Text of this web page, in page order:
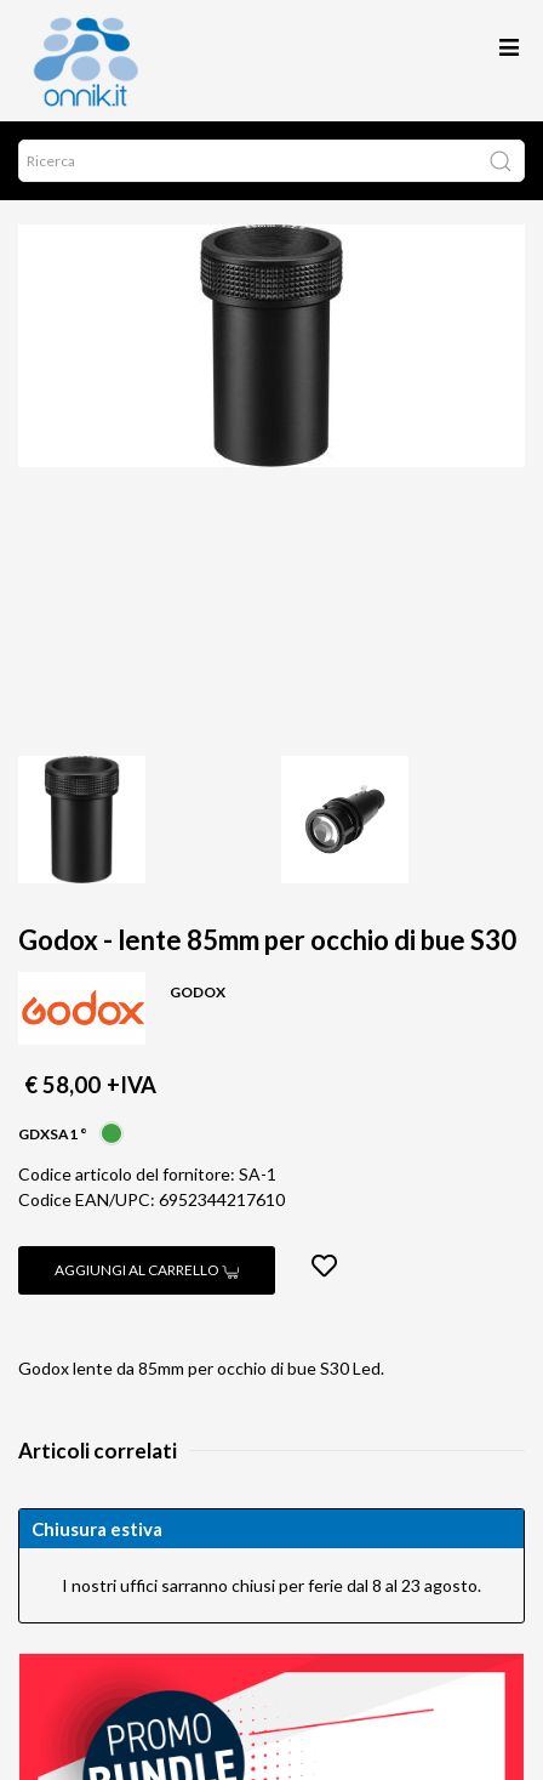
Godox - lente 85mm per occhio di bue S30
GODOX
€ 58,00 +IVA
GDXSA1 °
Codice articolo del fornitore: SA-1
Codice EAN/UPC: 6952344217610
AGGIUNGI AL CARRELLO
Godox lente da 85mm per occhio di bue S30 Led.
Articoli correlati
Chiusura estiva
I nostri uffici sarranno chiusi per ferie dal 8 al 23 agosto.